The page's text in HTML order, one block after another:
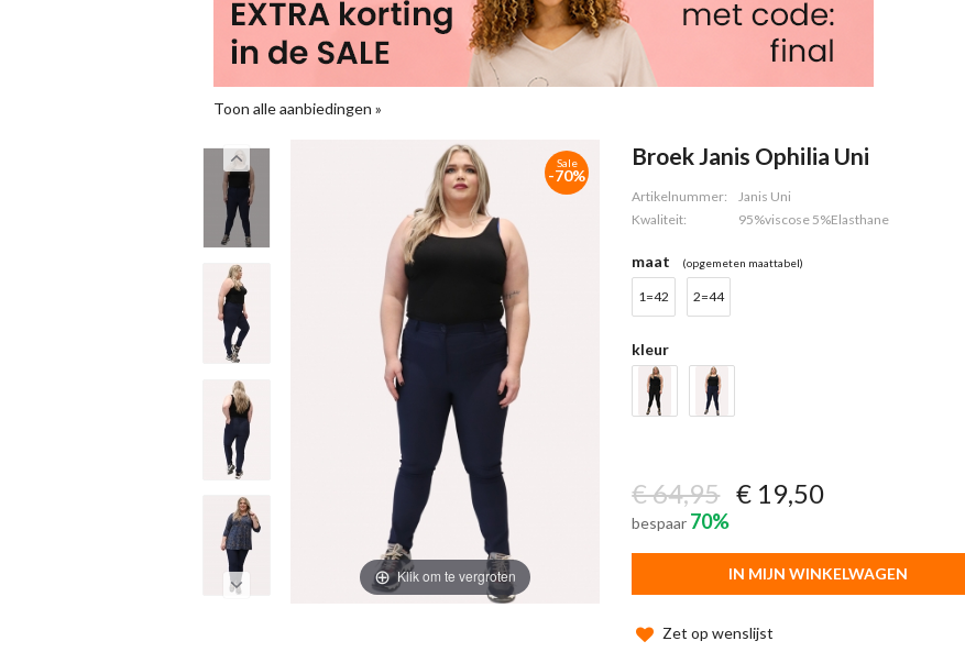
Toon alle aanbiedingen »
Klik om te vergroten
Sale
-70%
Broek Janis Ophilia Uni
Artikelnummer:
Janis Uni
Kwaliteit:
95%viscose 5%Elasthane
maat (opgemeten maattabel)
1=42 2=44
kleur
€ 64,95 € 19,50
bespaar 70%
IN MIJN WINKELWAGEN
Zet op wenslijst